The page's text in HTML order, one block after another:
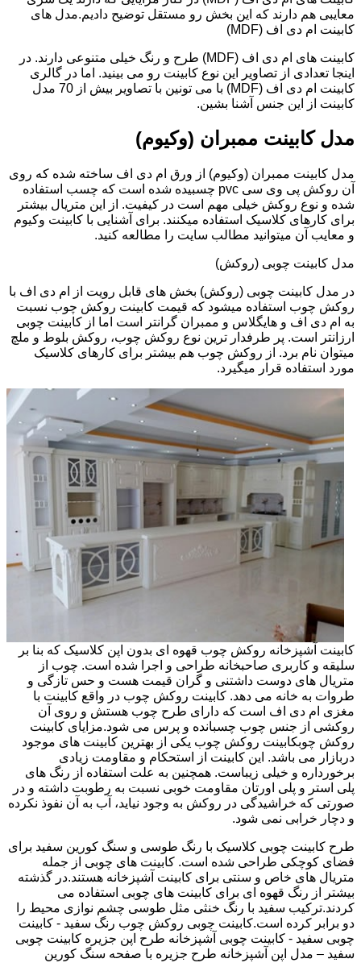
معایبی هم دارند که این بخش رو مستقل توضیح دادیم.مدل های
کابینت ام دی اف (MDF)
کابینت های ام دی اف (MDF) طرح و رنگ خیلی متنوعی دارند. در
اینجا تعدادی از تصاویر این نوع کابینت رو می بینید. اما در گالری
کابینت ام دی اف (MDF) با می تونین با تصاویر بیش از 70 مدل
کابینت از این جنس آشنا بشین.
مدل کابینت ممبران (وکیوم)
مدل کابینت ممبران (وکیوم) از ورق ام دی اف ساخته شده که روی
آن روکش پی وی سی pvc چسبیده شده است که چسب استفاده
شده و نوع روکش خیلی مهم است در کیفیت. از این متریال بیشتر
برای کارهای کلاسیک استفاده میکنند. برای آشنایی با کابینت وکیوم
و معایب آن میتوانید مطالب سایت را مطالعه کنید.
مدل کابینت چوبی (روکش)
در مدل کابینت چوبی (روکش) بخش های قابل رویت از ام دی اف با
روکش چوب استفاده میشود که قیمت کابینت روکش چوب نسبت
به ام دی اف و هایگلاس و ممبران گرانتر است اما از کابینت چوبی
ارزانتر است. پر طرفدار ترین نوع روکش چوب، روکش بلوط و ملچ
میتوان نام برد. از روکش چوب هم بیشتر برای کارهای کلاسیک
مورد استفاده قرار میگیرد.
کابینت آشپزخانه روکش چوب قهوه ای بدون اپن کلاسیک که بنا بر
سلیقه و کاربری صاحبخانه طراحی و اجرا شده است. چوب از
متریال های دوست داشتنی و گران قیمت هست و حس تازگی و
طروات به خانه می دهد. کابینت روکش چوب در واقع کابینت با
مغزی ام دی اف است که دارای طرح چوب هستش و روی آن
روکشی از جنس چوب چسبانده و پرس می شود.مزایای کابینت
روکش چوبکابینت روکش چوب یکی از بهترین کابینت های موجود
دربازار می باشد. این کابینت از استحکام و مقاومت زیادی
برخورداره و خیلی زیباست. همچنین به علت استفاده از رنگ های
پلی استر و پلی اورتان مقاومت خوبی نسبت به رطوبت داشته و در
صورتی که خراشیدگی در روکش به وجود نیاید، آب به آن نفوذ نکرده
و دچار خرابی نمی شود.
طرح کابینت چوبی کلاسیک با رنگ طوسی و سنگ کورین سفید برای
فضای کوچکی طراحی شده است. کابینت های چوبی از جمله
متریال های خاص و سنتی برای کابینت آشپزخانه هستند.در گذشته
بیشتر از رنگ قهوه ای برای کابینت های چوبی استفاده می
کردند.ترکیب سفید با رنگ خنثی مثل طوسی چشم نوازی محیط را
دو برابر کرده است.کابینت چوبی روکش چوب رنگ سفید - کابینت
چوبی سفید - کابینت چوبی آشپزخانه طرح اپن جزیره کابینت چوبی
سفید – مدل اپن آشپزخانه طرح جزیره با صفحه سنگ کورین